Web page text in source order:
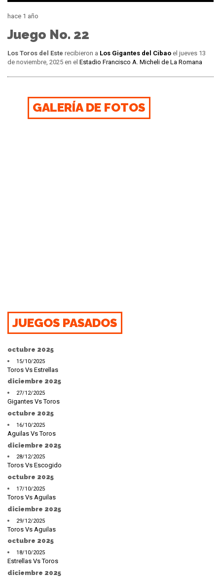
hace 1 año
Juego No. 22
Los Toros del Este recibieron a Los Gigantes del Cibao el jueves 13
de noviembre, 2025 en el Estadio Francisco A. Micheli de La Romana
GALERÍA DE FOTOS
JUEGOS PASADOS
octubre 2025
15/10/2025
Toros Vs Estrellas
diciembre 2025
27/12/2025
Gigantes Vs Toros
octubre 2025
16/10/2025
Aguilas Vs Toros
diciembre 2025
28/12/2025
Toros Vs Escogido
octubre 2025
17/10/2025
Toros Vs Aguilas
diciembre 2025
29/12/2025
Toros Vs Aguilas
octubre 2025
18/10/2025
Estrellas Vs Toros
diciembre 2025